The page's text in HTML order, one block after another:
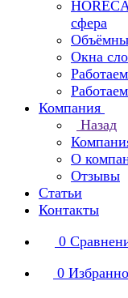
сфера
Окна
Компания
Назад
О
Отзывы
Статьи
Контакты
0
0